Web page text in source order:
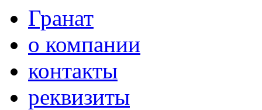
Гранат
о компании
контакты
реквизиты